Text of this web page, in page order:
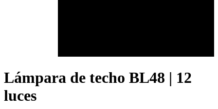
Lámpara de techo BL48 | 12
luces